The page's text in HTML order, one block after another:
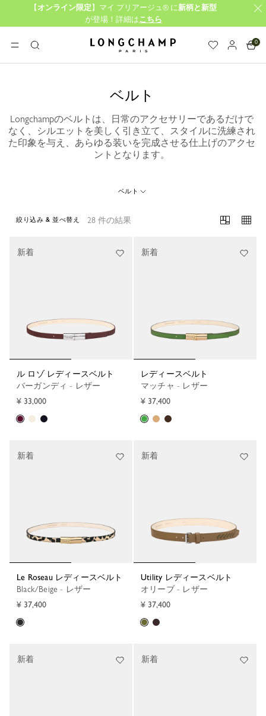
【 オンライン限定 】マイ プリアージュ® に 新柄と新型
が登場！詳細はこちら
メニュー
検
索
ロンシャン - ホーム
0
ベルト
Longchampのベルトは、日常のアクセサリーであるだけで
なく、シルエットを美しく引き立て、スタイルに洗練され
た印象を与え、あらゆる装いを完成させる仕上げのアクセ
ントとなります。
ベルト
28 件の結果
絞り込み & 並べ替え
ル ロゾ レディースベルト
バーガンディ - レザー
¥ 33,000
新着
レディースベルト
マッチャ - レザー
¥ 37,400
新着
Le Roseau レディースベルト
Black/Beige - レザー
¥ 37,400
新着
Utility レディースベルト
オリーブ - レザー
¥ 37,400
新着
新着 新着